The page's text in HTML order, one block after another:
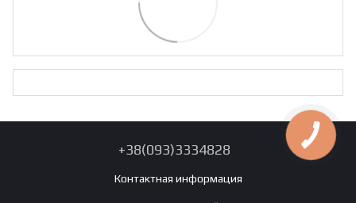
+38(093)3334828
Контактная информация